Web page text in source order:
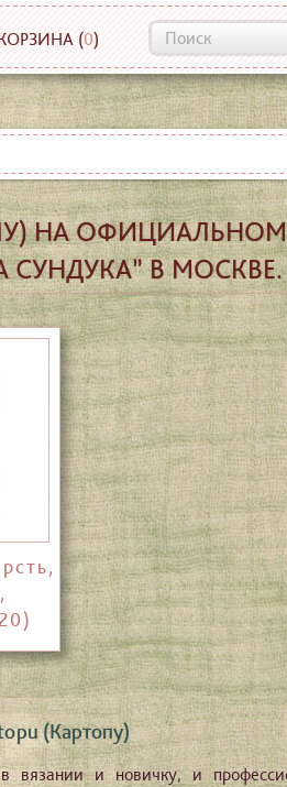
(0)
НА ОФИЦИАЛЬНОМ
СУНДУКА” В МОСКВЕ.
(Картопу)
и новичку, и